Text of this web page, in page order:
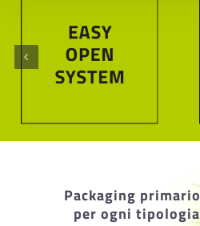
Packaging
per ogni